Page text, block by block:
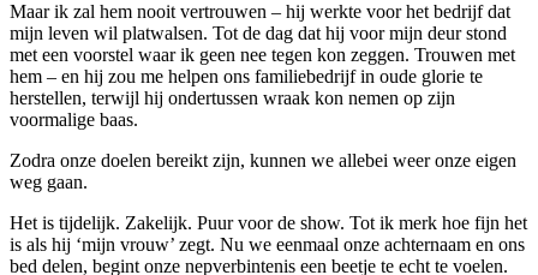
Maar ik zal hem nooit vertrouwen – hij werkte voor het bedrijf dat
mijn leven wil platwalsen. Tot de dag dat hij voor mijn deur stond
met een voorstel waar ik geen nee tegen kon zeggen. Trouwen met
hem – en hij zou me helpen ons familiebedrijf in oude glorie te
herstellen, terwijl hij ondertussen wraak kon nemen op zijn
voormalige baas.
Zodra onze doelen bereikt zijn, kunnen we allebei weer onze eigen
weg gaan.
Het is tijdelijk. Zakelijk. Puur voor de show. Tot ik merk hoe fijn het
is als hij ‘mijn vrouw’ zegt. Nu we eenmaal onze achternaam en ons
bed delen, begint onze nepverbintenis een beetje te echt te voelen.